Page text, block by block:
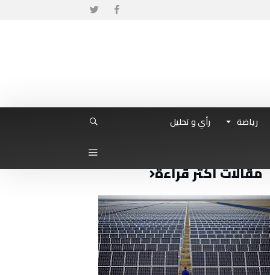
رياضة
رأي و تحليل
مقالات أكثر قراءة